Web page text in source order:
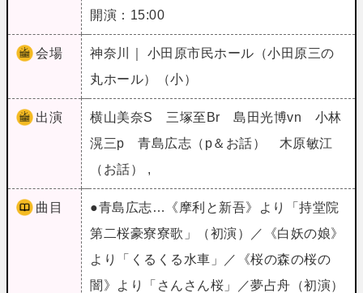
開演：15:00
会場
神奈川｜ 小田原市民ホール（小田原三の
丸ホール）（小）
出演
横山美奈S 三塚至Br 島田光博vn 小林
滉三p 青島広志（p＆お話） 木原敏江
（お話） ,
曲目
●青島広志…《摩利と新吾》より「持堂院
第二桜豪寮寮歌」（初演）／《白妖の娘》
より「くるくる水車」／《桜の森の桜の
闇》より「さんさん桜」／夢占舟（初演）